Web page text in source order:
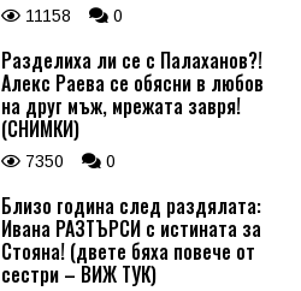
11158 0
Разделиха ли се с Палаханов?!
Алекс Раева се обясни в любов
на друг мъж, мрежата завря!
(СНИМКИ)
7350 0
Близо година след раздялата:
Ивана РАЗТЪРСИ с истината за
Стояна! (двете бяха повече от
сестри – ВИЖ ТУК)